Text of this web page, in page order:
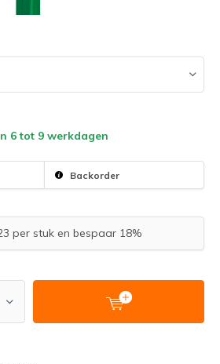
6 tot 9 werkdagen
Backorder
per stuk en bespaar 18%